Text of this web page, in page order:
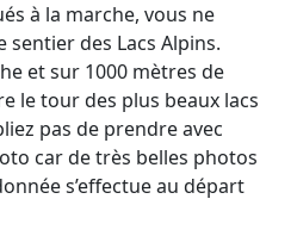
à la marche, vous ne
sentier des Lacs Alpins.
et sur 1000 mètres de
le tour des plus beaux lacs
pas de prendre avec
car de très belles photos
s’effectue au départ